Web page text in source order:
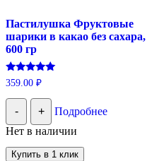
Пастилушка Фруктовые
шарики в какао без сахара,
600 гр
Оценка
5.00
из 5
359.00 ₽
- +
Подробнее
Нет в наличии
Купить в 1 клик